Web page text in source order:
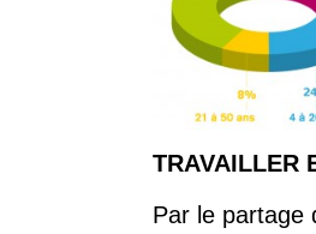
TRAVAILLER
Par le partage